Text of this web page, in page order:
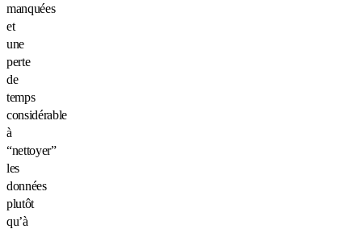
manquées
et
une
perte
de
temps
considérable
à
“nettoyer”
les
données
plutôt
qu’à